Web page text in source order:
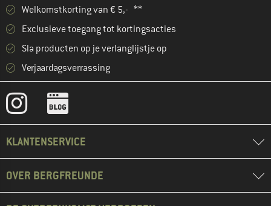
Welkomstkorting van € 5,- **
Exclusieve toegang tot kortingsacties
Sla producten op je verlanglijstje op
Verjaardagsverrassing
KLANTENSERVICE
OVER BERGFREUNDE